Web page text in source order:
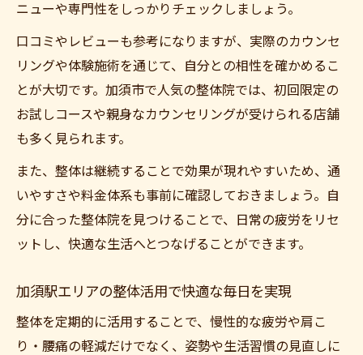
ニューや専門性をしっかりチェックしましょう。
口コミやレビューも参考になりますが、実際のカウンセ
リングや体験施術を通じて、自分との相性を確かめるこ
とが大切です。加須市で人気の整体院では、初回限定の
お試しコースや親身なカウンセリングが受けられる店舗
も多く見られます。
また、整体は継続することで効果が現れやすいため、通
いやすさや料金体系も事前に確認しておきましょう。自
分に合った整体院を見つけることで、日常の疲労をリセ
ットし、快適な生活へとつなげることができます。
加須駅エリアの整体活用で快適な毎日を実現
整体を定期的に活用することで、慢性的な疲労や肩こ
り・腰痛の軽減だけでなく、姿勢や生活習慣の見直しに